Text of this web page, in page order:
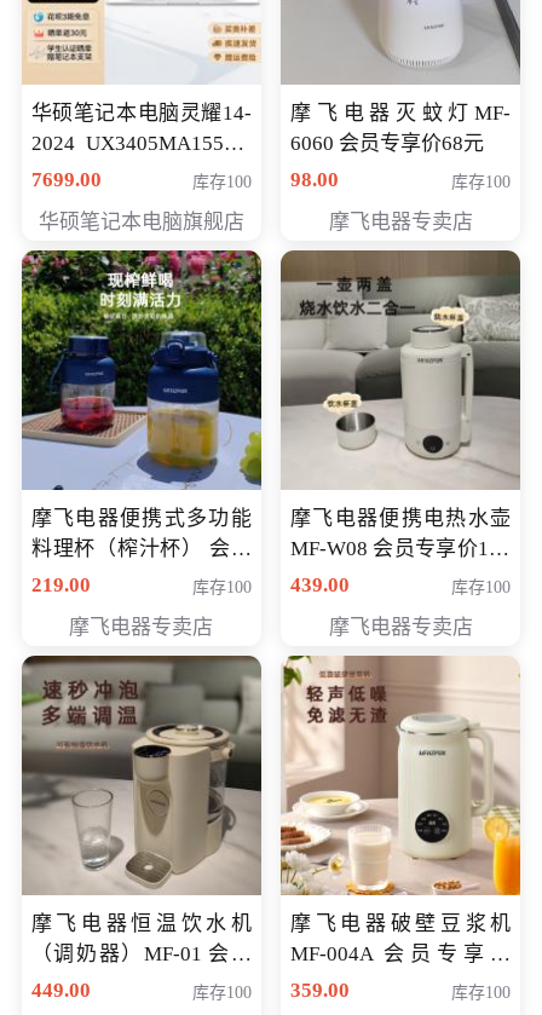
华硕笔记本电脑灵耀14-
2024 UX3405MA155夜
空蓝 oled 智慧轻薄本 会
7699.00 库存100
华硕笔记本电脑旗舰店
摩飞电器灭蚊灯MF-
6060 会员专享价68元
98.00
库存100
摩飞电器专卖店
摩飞电器便携式多功能
料理杯（榨汁杯） 会员
专享价118元
219.00 库存100
摩飞电器专卖店
摩飞电器便携电热水壶
MF-W08 会员专享价198
元
439.00 库存100
摩飞电器专卖店
摩飞电器恒温饮水机
（调奶器）MF-01 会员
专享价366元
449.00 库存100
摩飞电器破壁豆浆机
MF-004A 会员专享价
168元
359.00 库存100